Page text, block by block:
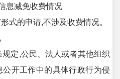
减免收费情况
的申请,不涉及收费情况。
定,公民、法人或者其他组织
开工作中的具体行政行为侵